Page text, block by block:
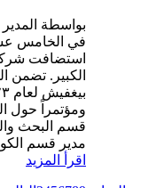
بواسطة المدير
استضافت
الكبير. تضمن
ومؤتمراً حول
قسم البحث
مدير قسم
اقرأ المزيد